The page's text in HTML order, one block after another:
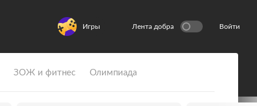
Игры Лента добра Войти
ЗОЖ и фитнес Олимпиада